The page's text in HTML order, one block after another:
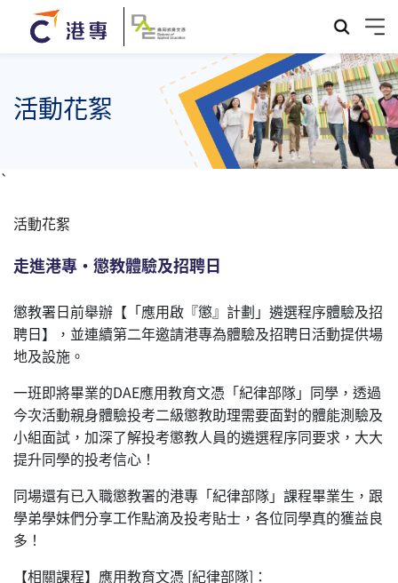
活動花絮
`
活動花絮
走進港專‧懲教體驗及招聘日
懲教署日前舉辦【「應用啟『懲』計劃」遴選程序體驗及招
聘日】，並連續第二年邀請港專為體驗及招聘日活動提供場
地及設施。
一班即將畢業的DAE應用教育文憑「紀律部隊」同學，透過
今次活動親身體驗投考二級懲教助理需要面對的體能測驗及
小組面試，加深了解投考懲教人員的遴選程序同要求，大大
提升同學的投考信心！
同場還有已入職懲教署的港專「紀律部隊」課程畢業生，跟
學弟學妹們分享工作點滴及投考貼士，各位同學真的獲益良
多！
【相關課程】應用教育文憑 [紀律部隊]：